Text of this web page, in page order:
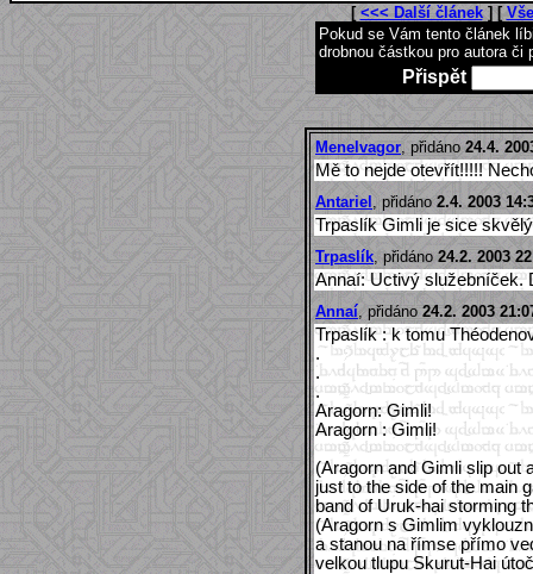
[ <<< Další článek] [
Pokud se Vám tento článek
drobnou částkou pro autora či
Přispět
Menelvagor , přidáno 24.4.
Mě to nejde otevřít!!!!!
Antariel , přidáno 2.4. 2003
Trpaslík Gimli je sice
Trpaslík , přidáno 24.2. 2003
Annaí: Uctivý služebníček.
Annaí , přidáno 24.2. 2003
Trpaslík : k tomu
.
.
.
Aragorn: Gimli!
Aragorn : Gimli!
(Aragorn and Gimli slip out
just to the side of the main
band of Uruk-hai storming
(Aragorn s Gimlim
a stanou na římse přímo
velkou tlupu Skurut-Hai